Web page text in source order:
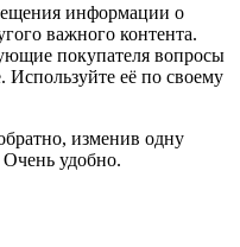
информации о
важного контента.
покупателя вопросы
Используйте её по своему
изменив одну
Очень удобно.